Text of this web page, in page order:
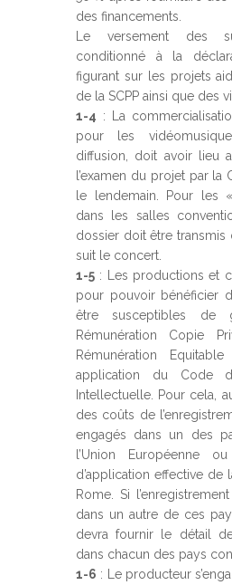
des financements.
Le versement des
conditionné à la
figurant sur les projets
de la SCPP ainsi que des
1-4 : La
pour les
diffusion, doit avoir lieu
l’examen du projet par la
le lendemain. Pour les
dans les salles
dossier doit être transmis
suit le concert.
1-5 : Les productions et
pour pouvoir bénéficier
être susceptibles de
Rémunération Copie
Rémunération
application du Code
Intellectuelle. Pour cela,
des coûts de
engagés dans un des
l’Union Européenne
d’application effective de
Rome. Si
dans un autre de ces
devra fournir le détail
dans chacun des pays
1-6 : Le producteur